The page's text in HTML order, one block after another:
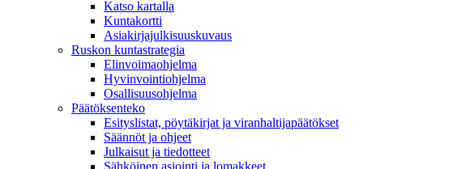
Katso kartalla
Kuntakortti
Asiakirjajulkisuuskuvaus
Ruskon kuntastrategia
Elinvoimaohjelma
Hyvinvointiohjelma
Osallisuusohjelma
Päätöksenteko
Esityslistat, pöytäkirjat ja viranhaltijapäätökset
Säännöt ja ohjeet
Julkaisut ja tiedotteet
Sähköinen asiointi ja lomakkeet